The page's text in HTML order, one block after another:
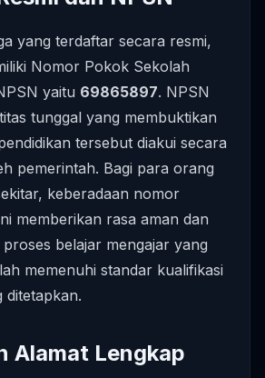
yang terdaftar secara resmi,
Nomor Pokok Sekolah
yaitu 69865897. NPSN
tunggal yang membuktikan
tersebut diakui secara
pemerintah. Bagi para orang
keberadaan nomor
memberikan rasa aman dan
belajar mengajar yang
memenuhi standar kualifikasi
ditetapkan.
Alamat Lengkap